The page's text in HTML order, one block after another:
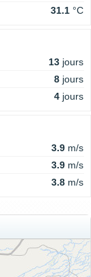
31.1 °C
13 jours
8 jours
4 jours
3.9 m/s
3.9 m/s
3.8 m/s